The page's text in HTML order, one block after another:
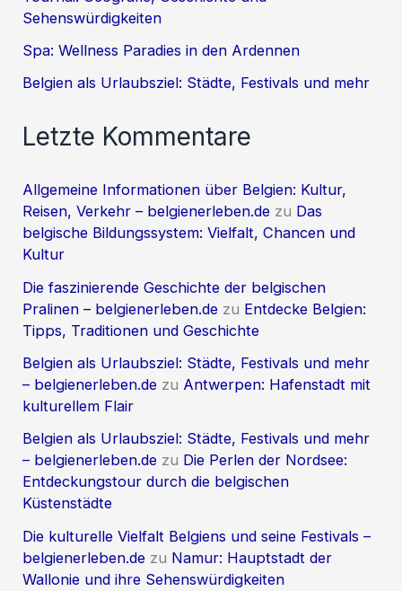
Sehenswürdigkeiten
Spa: Wellness Paradies in den Ardennen
Belgien als Urlaubsziel: Städte, Festivals und mehr
Letzte Kommentare
Allgemeine Informationen über Belgien: Kultur,
Reisen, Verkehr – belgienerleben.de zu Das
belgische Bildungssystem: Vielfalt, Chancen und
Kultur
Die faszinierende Geschichte der belgischen
Pralinen – belgienerleben.de zu Entdecke Belgien:
Tipps, Traditionen und Geschichte
Belgien als Urlaubsziel: Städte, Festivals und mehr
– belgienerleben.de zu Antwerpen: Hafenstadt mit
kulturellem Flair
Belgien als Urlaubsziel: Städte, Festivals und mehr
– belgienerleben.de zu Die Perlen der Nordsee:
Entdeckungstour durch die belgischen
Küstenstädte
Die kulturelle Vielfalt Belgiens und seine Festivals –
belgienerleben.de zu Namur: Hauptstadt der
Wallonie und ihre Sehenswürdigkeiten